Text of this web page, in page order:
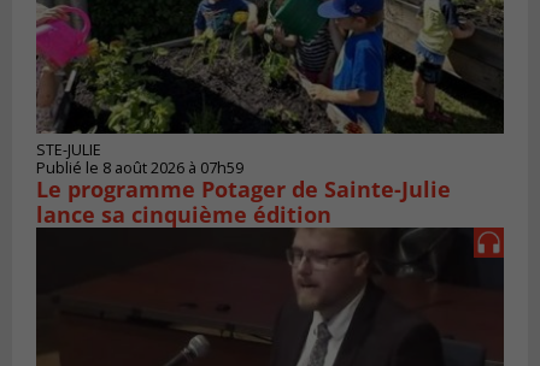
STE-JULIE
Publié le 8 août 2026 à 07h59
Le programme Potager de Sainte-Julie
lance sa cinquième édition